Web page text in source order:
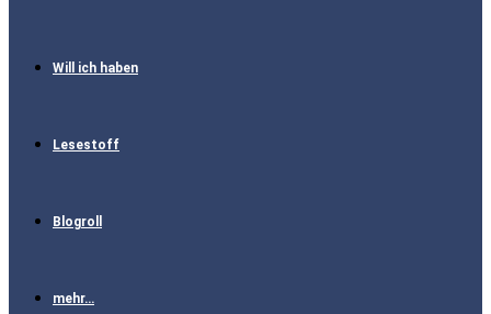
Will ich haben
Lesestoff
Blogroll
mehr…